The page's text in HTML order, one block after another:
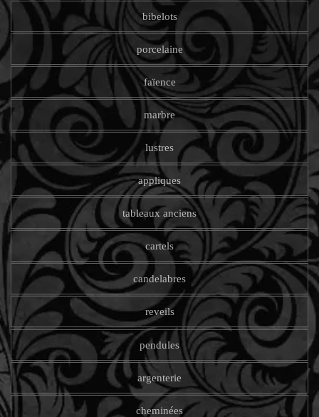
bibelots
porcelaine
faïence
marbre
lustres
appliques
tableaux anciens
cartels
candelabres
reveils
pendules
argenterie
cheminées